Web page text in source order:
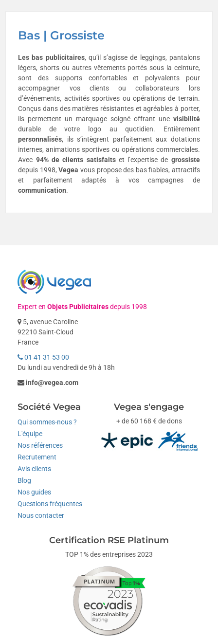
Bas | Grossiste
Les bas publicitaires, qu’il s’agisse de leggings, pantalons
légers, shorts ou autres vêtements portés sous la ceinture,
sont des supports confortables et polyvalents pour
accompagner vos clients ou collaborateurs lors
d’événements, activités sportives ou opérations de terrain.
Conçus dans des matières résistantes et agréables à porter,
ils permettent un marquage soigné offrant une visibilité
durable de votre logo au quotidien. Entièrement
personnalisés, ils s’intègrent parfaitement aux dotations
internes, animations sportives ou opérations commerciales.
Avec 94% de clients satisfaitset l’expertise de grossiste
depuis 1998,Vegea vous propose des bas fiables, attractifs
et parfaitement adaptés à vos campagnes de
communication.
Expert enObjets Publicitairesdepuis 1998
5, avenue Caroline
92210 Saint-Cloud
France
01 41 31 53 00
Du lundi au vendredi de 9h à 18h
info@vegea.com
Société Vegea
Qui sommes-nous ?
L'équipe
Nos références
Recrutement
Avis clients
Blog
Nos guides
Questions fréquentes
Nous contacter
Vegea s'engage
+ de 60 168 € de dons
Certification RSE Platinum
TOP 1% des entreprises 2023